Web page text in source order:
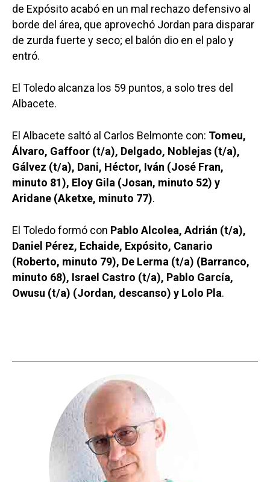
de Expósito acabó en un mal rechazo defensivo al
borde del área, que aprovechó Jordan para disparar
de zurda fuerte y seco; el balón dio en el palo y
entró.
El Toledo alcanza los 59 puntos, a solo tres del
Albacete.
El Albacete saltó al Carlos Belmonte con: Tomeu,
Álvaro, Gaffoor (t/a), Delgado, Noblejas (t/a),
Gálvez (t/a), Dani, Héctor, Iván (José Fran,
minuto 81), Eloy Gila (Josan, minuto 52) y
Aridane (Aketxe, minuto 77).
El Toledo formó con Pablo Alcolea, Adrián (t/a),
Daniel Pérez, Echaide, Expósito, Canario
(Roberto, minuto 79), De Lerma (t/a) (Barranco,
minuto 68), Israel Castro (t/a), Pablo García,
Owusu (t/a) (Jordan, descanso) y Lolo Pla.